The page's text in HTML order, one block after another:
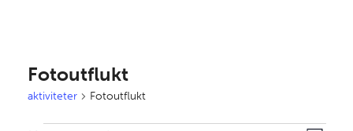
Fotoutflukt
aktiviteter Fotoutflukt